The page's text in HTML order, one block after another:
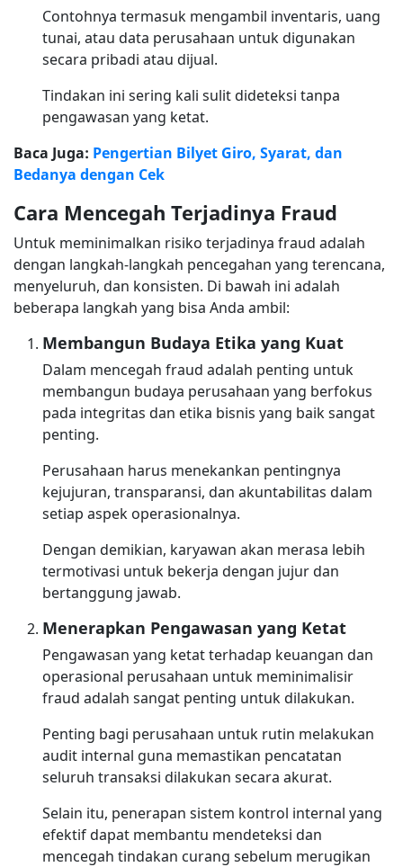
Contohnya termasuk mengambil inventaris, uang
tunai, atau data perusahaan untuk digunakan
secara pribadi atau dijual.
Tindakan ini sering kali sulit dideteksi tanpa
pengawasan yang ketat.
Baca Juga: Pengertian Bilyet Giro, Syarat, dan
Bedanya dengan Cek
Cara Mencegah Terjadinya Fraud
Untuk meminimalkan risiko terjadinya fraud adalah
dengan langkah-langkah pencegahan yang terencana,
menyeluruh, dan konsisten. Di bawah ini adalah
beberapa langkah yang bisa Anda ambil:
Membangun Budaya Etika yang Kuat
Dalam mencegah fraud adalah penting untuk
membangun budaya perusahaan yang berfokus
pada integritas dan etika bisnis yang baik sangat
penting.
Perusahaan harus menekankan pentingnya
kejujuran, transparansi, dan akuntabilitas dalam
setiap aspek operasionalnya.
Dengan demikian, karyawan akan merasa lebih
termotivasi untuk bekerja dengan jujur dan
bertanggung jawab.
Menerapkan Pengawasan yang Ketat
Pengawasan yang ketat terhadap keuangan dan
operasional perusahaan untuk meminimalisir
fraud adalah sangat penting untuk dilakukan.
Penting bagi perusahaan untuk rutin melakukan
audit internal guna memastikan pencatatan
seluruh transaksi dilakukan secara akurat.
Selain itu, penerapan sistem kontrol internal yang
efektif dapat membantu mendeteksi dan
mencegah tindakan curang sebelum merugikan